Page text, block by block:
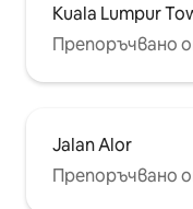
Kuala Lumpur
Препоръчвано
Jalan Alor
Препоръчвано